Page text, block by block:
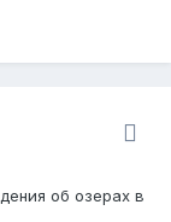
об озерах в